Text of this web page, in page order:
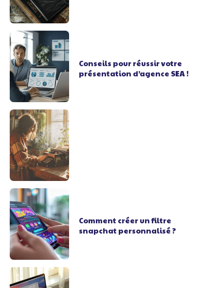
Conseils pour réussir votre
présentation d’agence SEA !
Comment créer un filtre
snapchat personnalisé ?